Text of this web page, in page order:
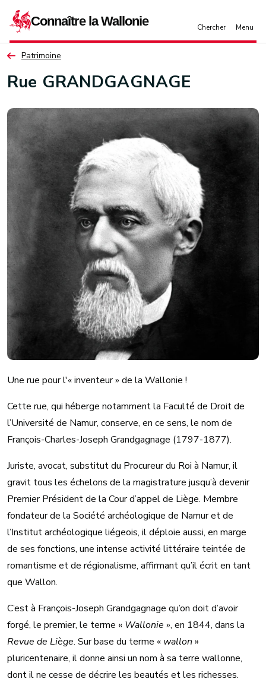
Patrimoine
Rue GRANDGAGNAGE
Une rue pour l'« inventeur » de la Wallonie !
Cette rue, qui héberge notamment la Faculté de Droit de
l’Université de Namur, conserve, en ce sens, le nom de
François-Charles-Joseph Grandgagnage (1797-1877).
Juriste, avocat, substitut du Procureur du Roi à Namur, il
gravit tous les échelons de la magistrature jusqu’à devenir
Premier Président de la Cour d’appel de Liège. Membre
fondateur de la Société archéologique de Namur et de
l’Institut archéologique liégeois, il déploie aussi, en marge
de ses fonctions, une intense activité littéraire teintée de
romantisme et de régionalisme, affirmant qu’il écrit en tant
que Wallon.
C’est à François-Joseph Grandgagnage qu’on doit d’avoir
forgé, le premier, le terme « Wallonie », en 1844, dans la
Revue de Liège. Sur base du terme « wallon »
pluricentenaire, il donne ainsi un nom à sa terre wallonne,
dont il ne cesse de décrire les beautés et les richesses.